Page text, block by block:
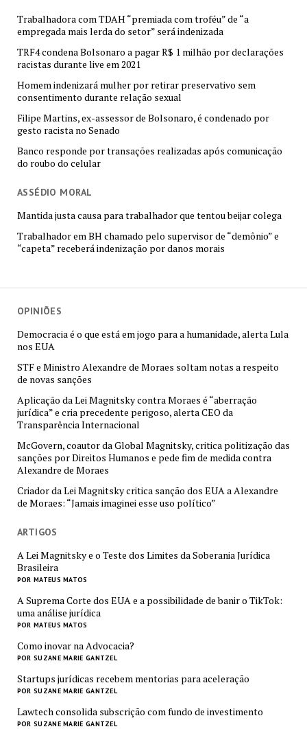
Trabalhadora com TDAH “premiada com troféu” de “a
empregada mais lerda do setor” será indenizada
TRF4 condena Bolsonaro a pagar R$ 1 milhão por declarações
racistas durante live em 2021
Homem indenizará mulher por retirar preservativo sem
consentimento durante relação sexual
Filipe Martins, ex-assessor de Bolsonaro, é condenado por
gesto racista no Senado
Banco responde por transações realizadas após comunicação
do roubo do celular
ASSÉDIO MORAL
Mantida justa causa para trabalhador que tentou beijar colega
Trabalhador em BH chamado pelo supervisor de “demônio” e
“capeta” receberá indenização por danos morais
OPINIÕES
Democracia é o que está em jogo para a humanidade, alerta Lula
nos EUA
STF e Ministro Alexandre de Moraes soltam notas a respeito
de novas sanções
Aplicação da Lei Magnitsky contra Moraes é “aberração
jurídica” e cria precedente perigoso, alerta CEO da
Transparência Internacional
McGovern, coautor da Global Magnitsky, critica politização das
sanções por Direitos Humanos e pede fim de medida contra
Alexandre de Moraes
Criador da Lei Magnitsky critica sanção dos EUA a Alexandre
de Moraes: “Jamais imaginei esse uso político”
ARTIGOS
A Lei Magnitsky e o Teste dos Limites da Soberania Jurídica
Brasileira
POR MATEUS MATOS
A Suprema Corte dos EUA e a possibilidade de banir o TikTok:
uma análise jurídica
POR MATEUS MATOS
Como inovar na Advocacia?
POR SUZANE MARIE GANTZEL
Startups jurídicas recebem mentorias para aceleração
POR SUZANE MARIE GANTZEL
Lawtech consolida subscrição com fundo de investimento
POR SUZANE MARIE GANTZEL